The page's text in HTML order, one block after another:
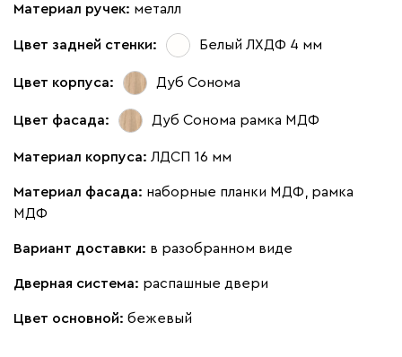
Материал ручек: металл
Цвет задней стенки: Белый ЛХДФ 4 мм
Цвет корпуса: Дуб Сонома
Цвет фасада: Дуб Сонома рамка МДФ
Материал корпуса: ЛДСП 16 мм
Материал фасада: наборные планки МДФ, рамка
МДФ
Вариант доставки: в разобранном виде
Дверная система: распашные двери
Цвет основной: бежевый